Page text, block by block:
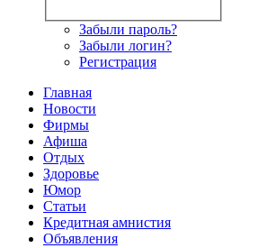
Забыли пароль?
Забыли логин?
Регистрация
Главная
Новости
Фирмы
Афиша
Отдых
Здоровье
Юмор
Статьи
Кредитная амнистия
Объявления